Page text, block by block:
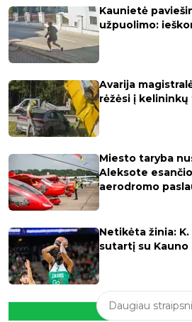
Kaunietė
užpuolimo:
Avarija
rėžėsi į
Miesto taryba
Aleksote
aerodromo
Netikėta žinia: K.
sutartį su Kauno
Daugiau